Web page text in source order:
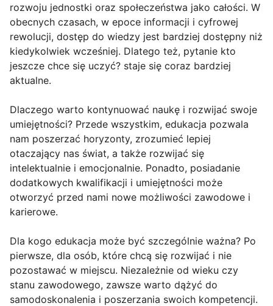
rozwoju jednostki oraz społeczeństwa jako całości. W
obecnych czasach, w epoce informacji i cyfrowej
rewolucji, dostęp do wiedzy jest bardziej dostępny niż
kiedykolwiek wcześniej. Dlatego też, pytanie kto
jeszcze chce się uczyć? staje się coraz bardziej
aktualne.
Dlaczego warto kontynuować naukę i rozwijać swoje
umiejętności? Przede wszystkim, edukacja pozwala
nam poszerzać horyzonty, zrozumieć lepiej
otaczający nas świat, a także rozwijać się
intelektualnie i emocjonalnie. Ponadto, posiadanie
dodatkowych kwalifikacji i umiejętności może
otworzyć przed nami nowe możliwości zawodowe i
karierowe.
Dla kogo edukacja może być szczególnie ważna? Po
pierwsze, dla osób, które chcą się rozwijać i nie
pozostawać w miejscu. Niezależnie od wieku czy
stanu zawodowego, zawsze warto dążyć do
samodoskonalenia i poszerzania swoich kompetencji.